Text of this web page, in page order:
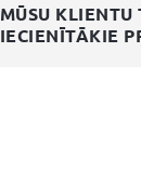
MŪSU KLIENTU
IECIENĪTĀKIE